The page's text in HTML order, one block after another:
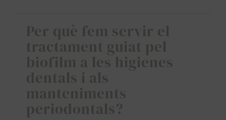
Àrea de profesionals
SEARCH
FOR:
Per què fem servir el
tractament guiat pel
biofilm a les higienes
dentals i als
manteniments
periodontals?